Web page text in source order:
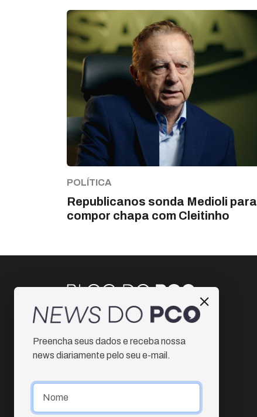
POLÍTICA
Republicanos sonda Medioli para
compor chapa com Cleitinho
Instagram
Facebook
Preencha seus dados e receba nossa
news diariamente pelo seu e-mail.